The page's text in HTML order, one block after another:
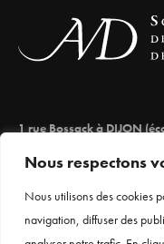
Nous respectons
Nous utilisons des cookies
navigation, diffuser des
1 rue Bossack à DIJON
03 80 66 71 98